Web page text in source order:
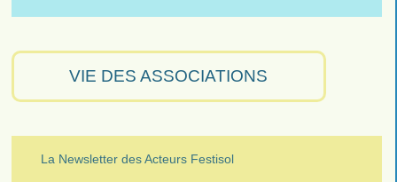
VIE DES ASSOCIATIONS
La Newsletter des Acteurs Festisol